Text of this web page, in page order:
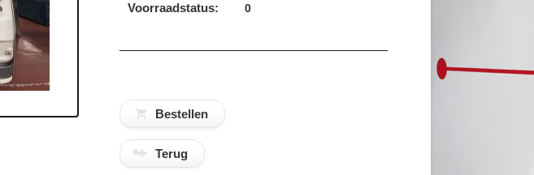
Voorraadstatus: 0
Terug